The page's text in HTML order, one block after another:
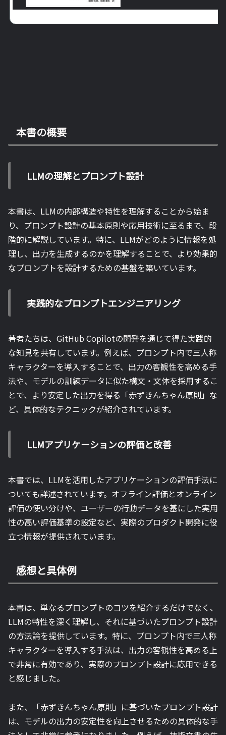
本書の概要
LLMの理解とプロンプト設計
本書は、LLMの内部構造や特性を理解することから始ま
り、プロンプト設計の基本原則や応用技術に至るまで、段
階的に解説しています。特に、LLMがどのように情報を処
理し、出力を生成するのかを理解することで、より効果的
なプロンプトを設計するための基盤を築いています。
実践的なプロンプトエンジニアリング
著者たちは、GitHub Copilotの開発を通じて得た実践的
な知見を共有しています。例えば、プロンプト内で三人称
キャラクターを導入することで、出力の客観性を高める手
法や、モデルの訓練データに似た構文・文体を採用するこ
とで、より安定した出力を得る「赤ずきんちゃん原則」な
ど、具体的なテクニックが紹介されています。
LLMアプリケーションの評価と改善
本書では、LLMを活用したアプリケーションの評価手法に
ついても詳述されています。オフライン評価とオンライン
評価の使い分けや、ユーザーの行動データを基にした実用
性の高い評価基準の設定など、実際のプロダクト開発に役
立つ情報が提供されています。
感想と具体例
本書は、単なるプロンプトのコツを紹介するだけでなく、
LLMの特性を深く理解し、それに基づいたプロンプト設計
の方法論を提供しています。特に、プロンプト内で三人称
キャラクターを導入する手法は、出力の客観性を高める上
で非常に有効であり、実際のプロンプト設計に応用できる
と感じました。
また、「赤ずきんちゃん原則」に基づいたプロンプト設計
は、モデルの出力の安定性を向上させるための具体的な手